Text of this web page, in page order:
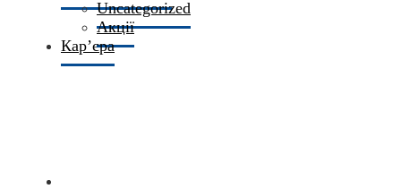
Uncategorized
Акції
Кар’єра